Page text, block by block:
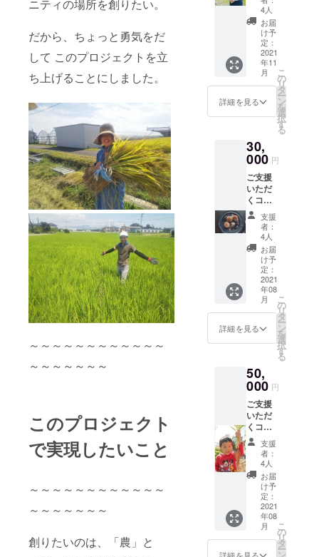
ニティの場所を創りたい。
だから、ちょっと勇気をだ
して このプロジェクトを立
ち上げることにしました。
～～～～～～～～～～～～
～～～～～～～
このプロジェクト
で実現したいこと
～～～～～～～～～～～～
～～～～～～～
創りたいのは、「農」と
意：写
真はイ
メージ
です。
むを得
ず、天
候不
良、不
作等で
お届け
できな
い場合
や、無
くい
や、虫
さんが
いる場
合もご
ざいま
す。 ＊
ご希望
により
収穫へ
の変更
も可能
です。
状況に
より日
希望に
添えな
ますが
ご了承
くださ
い。 収
穫への
ご招待
は1名様
となり
ます。
ご同伴
者様に
つきま
して
は、ご
相談に
とお米
の成長
をご報
告しま
す。ご
報告の
頻度は
お米の
成長に
見守り
の田ん
ぼで収
穫でき
た「新
米」を
少しば
かりで
すがお
届けい
たしま
す。 新
米5Kg
を予定
してい
ます
が、や
良、不
作等で
お届け
できな
い場合
もござ
いま
す。 ・
お礼の
お葉書
と共に
専用サ
イトの
ご連絡
をいた
イホー
ム農業
体験】
感謝を
込め
て、
「お礼
のお葉
書」
と、 お
米の成
守って
いただ
きま
す。 専
用のサ
イトで
田んぼ
の様子
とお米
の成長
をご報
告しま
す。ご
報告の
頻度は
お米の
成長に
見守り
の田ん
ぼで収
穫でき
た「新
米」を
少しば
かりで
すがお
届けい
たしま
す。 新
米10Kg
を予定
してい
ます
4人
お届
け予
定：
2021
年11
月
詳細を見る
こ
の
リ
タ
ー
ン
を
選
択
す
る
30,
000 円
ご支援
いただ
くコー
スで
す。 感
謝を込
めて、
「お礼
のお葉
書」
と、 ★
畑で取
れた野
菜を
たっぷ
り使っ
節のラ
ンチ」
ペア―
ご招待
券 「季
節のラ
ンチ」
ペア―
ご招待
券につ
いて ・
店舗の
準備が
整いし
だい、
一般の
方より
支援
者：
4人
お届
け予
定：
2021
年08
月
詳細を見る
こ
の
リ
タ
ー
ン
を
選
択
す
る
50,
000 円
ご支援
いただ
くコー
スで
す。 感
謝を込
めて、
「お礼
のお葉
書」
と、 ★
田植
え、収
穫、稲
支援
者：
4人
お届
け予
定：
2021
年08
月
詳細を見る
こ
の
リ
タ
ー